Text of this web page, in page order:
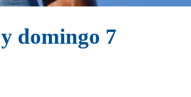
domingo 7